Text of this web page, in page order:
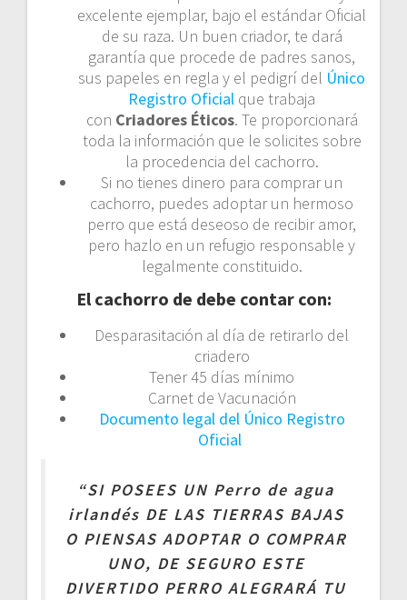
excelente ejemplar, bajo el estándar Oficial
de su raza. Un buen criador, te dará
garantía que procede de padres sanos,
sus papeles en regla y el pedigrí del Único
Registro Oficial que trabaja
con Criadores Éticos. Te proporcionará
toda la información que le solicites sobre
la procedencia del cachorro.
Si no tienes dinero para comprar un
cachorro, puedes adoptar un hermoso
perro que está deseoso de recibir amor,
pero hazlo en un refugio responsable y
legalmente constituido.
El cachorro de debe contar con:
Desparasitación al día de retirarlo del
criadero
Tener 45 días mínimo
Carnet de Vacunación
Documento legal del Único Registro
Oficial
“SI POSEES UN Perro de agua
irlandés DE LAS TIERRAS BAJAS
O PIENSAS ADOPTAR O COMPRAR
UNO, DE SEGURO ESTE
DIVERTIDO PERRO ALEGRARÁ TU